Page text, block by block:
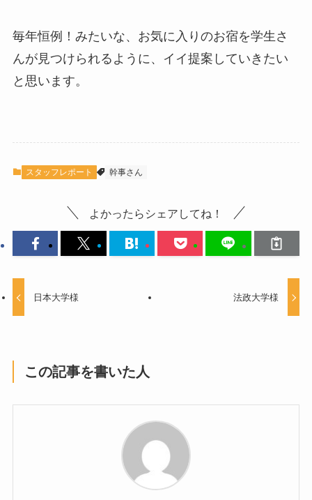
毎年恒例！みたいな、お気に入りのお宿を学生さ
んが見つけられるように、イイ提案していきたい
と思います。
スタッフレポート 幹事さん
よかったらシェアしてね！
日本大学様 法政大学様
この記事を書いた人